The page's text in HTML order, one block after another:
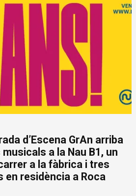
d’Escena GrAn arriba
a la Nau B1, un
a la fàbrica i tres
residència a Roca